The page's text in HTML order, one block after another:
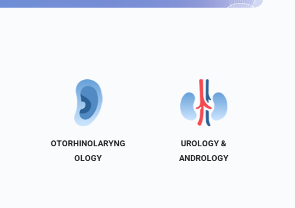
OTORHINOLARYNG
OLOGY
UROLOGY &
ANDROLOGY